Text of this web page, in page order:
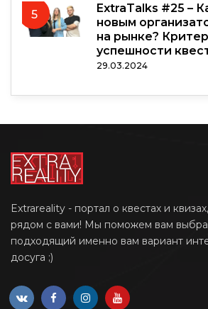
5
ExtraTalks #25 –
новым
на рынке?
успешности
29.03.2024
Extrareality - портал о квестах и
рядом с вами! Мы поможем вам
подходящий именно вам вариант
досуга ;)